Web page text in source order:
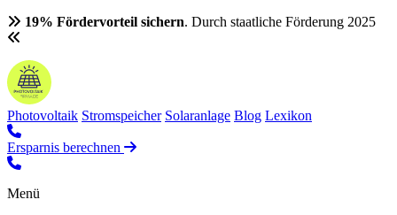
19% Fördervorteil sichern. Durch staatliche Förderung 2025
Photovoltaik Stromspeicher Solaranlage Blog Lexikon
Ersparnis berechnen
Menü